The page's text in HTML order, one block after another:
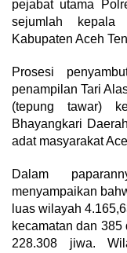
pejabat utama
sejumlah
Kabupaten Aceh
Prosesi
penampilan Tari
(tepung tawar)
Bhayangkari
adat masyarakat
Dalam
menyampaikan
luas wilayah
kecamatan dan
228.308 jiwa.